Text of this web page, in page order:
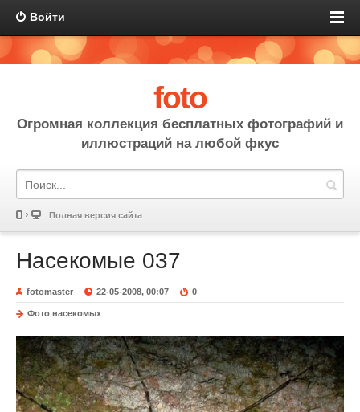
Войти
foto
Огромная коллекция бесплатных фотографий и
иллюстраций на любой фкус
Полная версия сайта
Насекомые 037
fotomaster 22-05-2008, 00:07 0
Фото насекомых